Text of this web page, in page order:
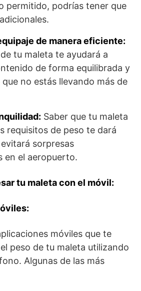
permitido, podrías tener que
de manera eficiente:
tu maleta te ayudará a
de forma equilibrada y
no estás llevando más de
Saber que tu maleta
requisitos de peso te dará
sorpresas
en el aeropuerto.
tu maleta con el móvil:
móviles que te
peso de tu maleta utilizando
Algunas de las más